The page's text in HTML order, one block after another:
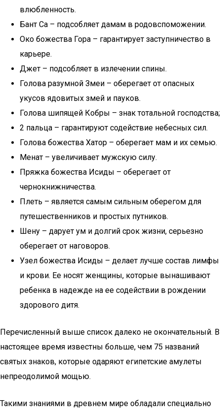
влюбленность.
Бант Са – подсобляет дамам в родовспоможении.
Око божества Гора – гарантирует заступничество в
карьере.
Джет – подсобляет в излечении спины.
Голова разумной Змеи – оберегает от опасных
укусов ядовитых змей и пауков.
Голова шипящей Кобры – знак тотальной господства;
2 пальца – гарантируют содействие небесных сил.
Голова божества Хатор – оберегает мам и их семью.
Менат – увеличивает мужскую силу.
Пряжка божества Исиды – оберегает от
чернокнижничества.
Плеть – является самым сильным оберегом для
путешественников и простых путников.
Шену – дарует ум и долгий срок жизни, серьезно
оберегает от наговоров.
Узел божества Исиды – делает лучше состав лимфы
и крови. Ее носят женщины, которые вынашивают
ребенка в надежде на ее содействии в рождении
здорового дитя.
Перечисленный выше список далеко не окончательный. В
настоящее время известны больше, чем 75 названий
святых знаков, которые одаряют египетские амулеты
непреодолимой мощью.
Такими знаниями в древнем мире обладали специально